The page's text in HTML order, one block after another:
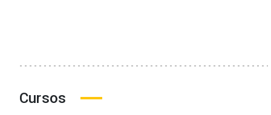
Cursos